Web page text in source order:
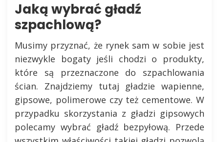
Jaką wybrać gładź
szpachlową?
Musimy przyznać, że rynek sam w sobie jest
niezwykle bogaty jeśli chodzi o produkty,
które są przeznaczone do szpachlowania
ścian. Znajdziemy tutaj gładzie wapienne,
gipsowe, polimerowe czy też cementowe. W
przypadku skorzystania z gładzi gipsowych
polecamy wybrać gładź bezpyłową. Przede